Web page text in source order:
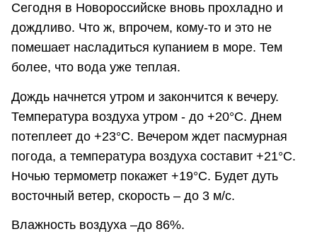
Сегодня в Новороссийске вновь прохладно и
дождливо. Что ж, впрочем, кому-то и это не
помешает насладиться купанием в море. Тем
более, что вода уже теплая.
Дождь начнется утром и закончится к вечеру.
Температура воздуха утром - до +20°С. Днем
потеплеет до +23°С. Вечером ждет пасмурная
погода, а температура воздуха составит +21°С.
Ночью термометр покажет +19°С. Будет дуть
восточный ветер, скорость – до 3 м/с.
Влажность воздуха –до 86%.